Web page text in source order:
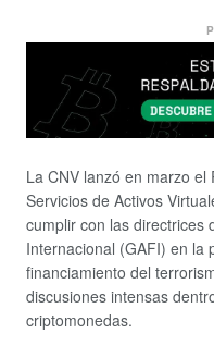
La CNV lanzó en marzo
Servicios de Activos
cumplir con las directrices
Internacional (GAFI) en la
financiamiento del
discusiones intensas
criptomonedas.